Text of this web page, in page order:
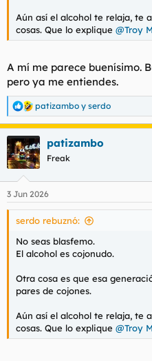
Aún así el alcohol te relaja, te
cosas. Que lo explique @Troy
A mí me parece buenísimo.
pero ya me entiendes.
R
e
c
c
i
e
s
patizambo y serdo
patizambo
Freak
3 Jun 2026
serdo rebuznó:
No seas blasfemo.
El alcohol es cojonudo.
Otra cosa es que esa
pares de cojones.
Aún así el alcohol te relaja, te
cosas. Que lo explique @Troy